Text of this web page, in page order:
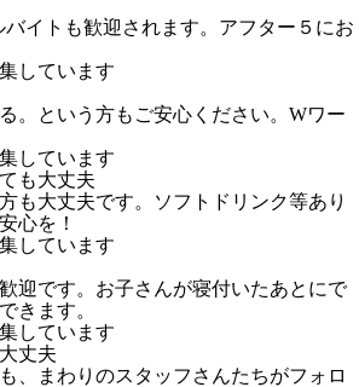
イトも歓迎されます。アフター５にお
しています
。という方もご安心ください。Wワー
しています
も大丈夫
も大丈夫です。ソフトドリンク等あり
心を！
しています
迎です。お子さんが寝付いたあとにで
きます。
しています
丈夫
、まわりのスタッフさんたちがフォロ